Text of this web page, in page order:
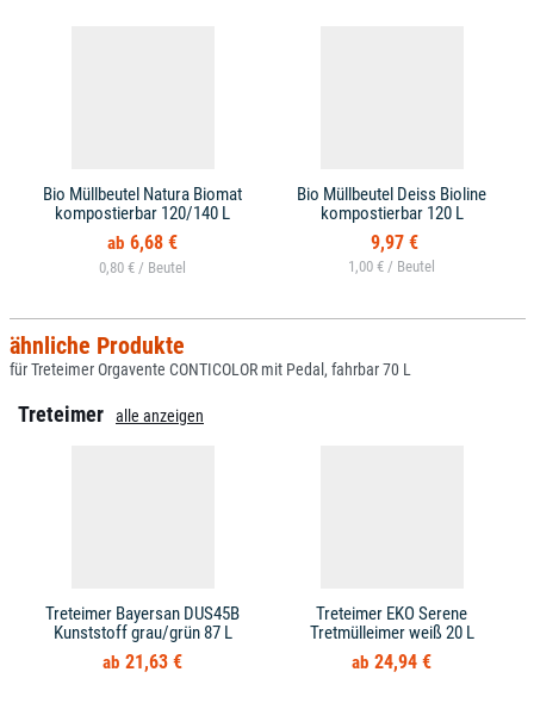
Bio Müllbeutel Natura Biomat
kompostierbar 120/140 L
6,68 €
0,80 € /
Bio Müllbeutel Deiss Bioline
kompostierbar 120 L
9,97 €
1,00 € /
ähnliche Produkte
für Treteimer Orgavente CONTICOLOR mit Pedal, fahrbar 70 L
Treteimer alle anzeigen
Treteimer Bayersan DUS45B
Kunststoff grau/grün 87 L
21,63 €
Treteimer EKO Serene
Tretmülleimer weiß 20 L
24,94 €